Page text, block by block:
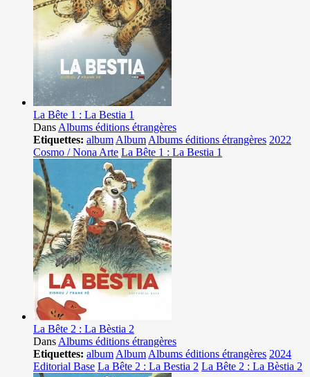
La Bête 1 : La Bestia 1
Dans Albums éditions étrangères
Etiquettes: album Album Albums éditions étrangères 2022
Cosmo / Nona Arte La Bête 1 : La Bestia 1
La Bête 2 : La Bèstia 2
Dans Albums éditions étrangères
Etiquettes: album Album Albums éditions étrangères 2024
Editorial Base La Bête 2 : La Bestia 2 La Bête 2 : La Bèstia 2